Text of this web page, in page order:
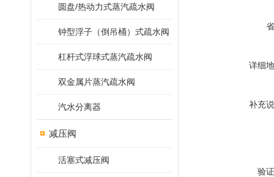
圆盘/热动力式蒸汽疏水阀
钟型浮子（倒吊桶）式疏水阀
杠杆式浮球式蒸汽疏水阀
双金属片蒸汽疏水阀
汽水分离器
减压阀
活塞式减压阀
详细
补充
验